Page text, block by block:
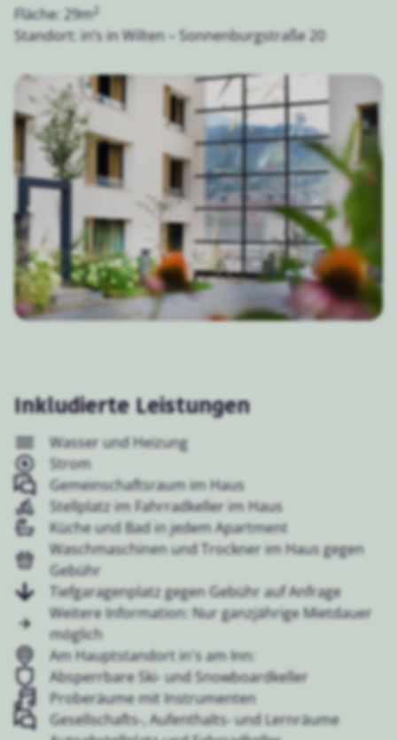
Fläche: 29m2
Standort: in’s in Wilten – Sonnenburgstraße 20
Inkludierte Leistungen
Wasser und Heizung
Strom
Gemeinschaftsraum im Haus
Stellplatz im Fahrradkeller im Haus
Küche und Bad in jedem Apartment
Waschmaschinen und Trockner im Haus gegen
Gebühr
Tiefgaragenplatz gegen Gebühr auf Anfrage
Weitere Information: Nur ganzjährige Mietdauer
möglich
Am Hauptstandort in's am Inn:
Absperrbare Ski- und Snowboardkeller
Proberäume mit Instrumenten
Gesellschafts-, Aufenthalts- und Lernräume